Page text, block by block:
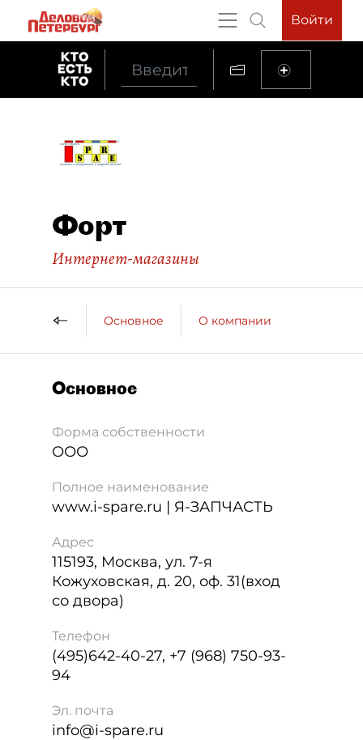
Войти
Форт
Интернет-магазины
Основное О компании
Основное
Форма собственности
ООО
Полное наименование
www.i-spare.ru | Я-ЗАПЧАСТЬ
Адрес
115193, Москва, ул. 7-я
Кожуховская, д. 20, оф. 31(вход
со двора)
Телефон
(495)642-40-27, +7 (968) 750-93-
94
Эл. почта
info@i-spare.ru